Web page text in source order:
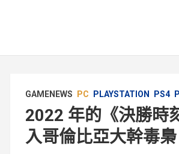
GAMENEWS PC PLAYSTATION PS4
2022 年的《決勝時
入哥倫比亞大幹毒梟